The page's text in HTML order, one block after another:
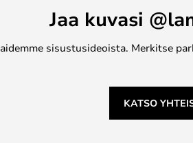
Jaa kuvasi
sisustusideoista. Merkitse
KATSO